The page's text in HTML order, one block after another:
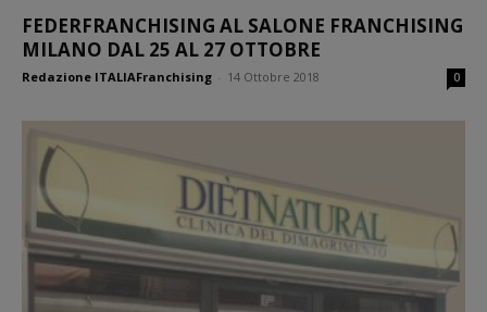
FEDERFRANCHISING AL SALONE FRANCHISING
MILANO DAL 25 AL 27 OTTOBRE
Redazione ITALIAFranchising 14 Ottobre 2018 0